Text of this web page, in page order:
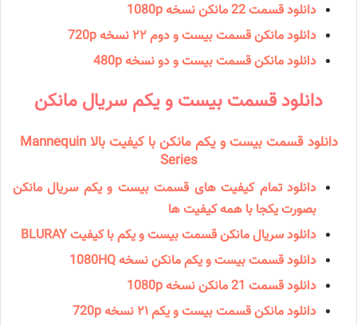
دانلود قسمت 22 مانكن نسخه 1080p
دانلود مانكن قسمت بیست و دوم ۲۲ نسخه 720p
دانلود مانكن قسمت بیست و دو نسخه 480p
دانلود قسمت بیست و یکم سریال مانكن
دانلود قسمت بیست و یکم مانکن با کیفیت بالا Mannequin
Series
دانلود تمام کیفیت های قسمت بیست و یکم سریال مانکن
بصورت یکجا با همه کیفیت ها
دانلود سریال مانكن قسمت بیست و یکم با کیفیت BLURAY
دانلود قسمت بیست و یکم مانکن نسخه 1080HQ
دانلود قسمت 21 مانكن نسخه 1080p
دانلود مانكن قسمت بیست و یکم ۲۱ نسخه 720p